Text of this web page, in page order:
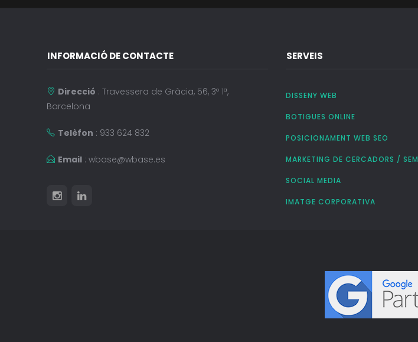
INFORMACIÓ DE CONTACTE
Direcció : Travessera de Gràcia, 56, 3º 1ª,
Barcelona
Telèfon : 933 624 832
Email : wbase@wbase.es
SERVEIS
DISSENY WEB
BOTIGUES ONLINE
POSICIONAMENT WEB SEO
MARKETING DE CERCADORS / SEM
SOCIAL MEDIA
IMATGE CORPORATIVA